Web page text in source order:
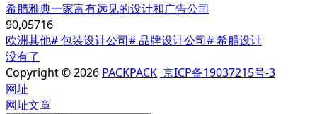
希腊雅典一家富有远见的设计和广告公司
90,05716
欧洲其他# 包装设计公司# 品牌设计公司# 希腊设计
没有了
Copyright © 2026 PACKPACK 京ICP备19037215号-3
网址
网址文章